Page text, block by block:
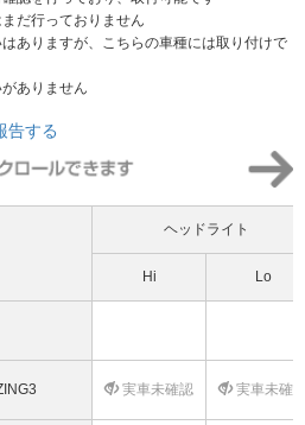
だ行っておりません
ありますが、こちらの車種には取り付けで
ありません
告する
ヘッドライト
Hi Lo
実車未確認 実車未確